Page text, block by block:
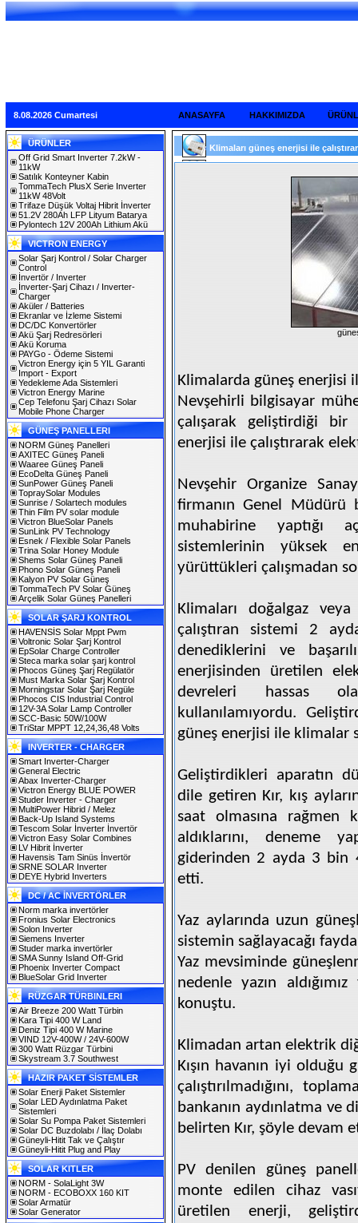
8.08.2026 Cumartesi ANASAYFA HAKKIMIZDA
ÜRÜNLER
Off Grid Smart Inverter 7.2kW -
11kW
Satılık Konteyner Kabin
TommaTech PlusX Serie Inverter
11kW 48Volt
Trifaze Düşük Voltaj Hibrit İnverter
51.2V 280Ah LFP Lityum Batarya
Pylontech 12V 200Ah Lithium Akü
VICTRON ENERGY
Solar Şarj Kontrol / Solar Charger
Control
İnvertör / Inverter
İnverter-Şarj Cihazı / Inverter-
Charger
Aküler / Batteries
Ekranlar ve İzleme Sistemi
DC/DC Konvertörler
Akü Şarj Redresörleri
Akü Koruma
PAYGo - Ödeme Sistemi
Victron Energy için 5 YIL Garanti
Import - Export
Yedekleme Ada Sistemleri
Victron Energy Marine
Cep Telefonu Şarj Cihazı Solar
Mobile Phone Charger
GÜNEŞ PANELLERI
NORM Güneş Panelleri
AXITEC Güneş Paneli
Waaree Güneş Paneli
EcoDelta Güneş Paneli
SunPower Güneş Paneli
TopraySolar Modules
Sunrise / Solartech modules
Thin Film PV solar module
Victron BlueSolar Panels
SunLink PV Technology
Esnek / Flexible Solar Panels
Trina Solar Honey Module
Shems Solar Güneş Paneli
Phono Solar Güneş Paneli
Kalyon PV Solar Güneş
TommaTech PV Solar Güneş
Arçelik Solar Güneş Panelleri
SOLAR ŞARJ KONTROL
HAVENSİS Solar Mppt Pwm
Voltronic Solar Şarj Kontrol
EpSolar Charge Controller
Steca marka solar şarj kontrol
Phocos Güneş Şarj Regülatör
Must Marka Solar Şarj Kontrol
Morningstar Solar Şarj Regüle
Phocos CIS Industrial Control
12V-3A Solar Lamp Controller
SCC-Basic 50W/100W
TriStar MPPT 12,24,36,48 Volts
INVERTER - CHARGER
Smart Inverter-Charger
General Electric
Abax Inverter-Charger
Victron Energy BLUE POWER
Studer Inverter - Charger
MultiPower Hibrid / Melez
Back-Up Island Systems
Tescom Solar İnverter İnvertör
Victron Easy Solar Combines
LV Hibrit İnverter
Havensis Tam Sinüs İnvertör
SRNE SOLAR Inverter
DEYE Hybrid Inverters
DC / AC İNVERTÖRLER
Norm marka invertörler
Fronius Solar Electronics
Solon Inverter
Siemens Inverter
Studer marka invertörler
SMA Sunny Island Off-Grid
Phoenix Inverter Compact
BlueSolar Grid Inverter
RÜZGAR TÜRBINLERI
Air Breeze 200 Watt Türbin
Kara Tipi 400 W Land
Deniz Tipi 400 W Marine
VIND 12V-400W / 24V-600W
300 Watt Rüzgar Türbini
Skystream 3.7 Southwest
HAZIR PAKET SİSTEMLER
Solar Enerji Paket Sistemler
Solar LED Aydınlatma Paket
Sistemleri
Solar Su Pompa Paket Sistemleri
Solar DC Buzdolabı / İlaç Dolabı
Güneyli-Hitit Tak ve Çalıştır
Güneyli-Hitit Plug and Play
SOLAR KITLER
NORM - SolaLight 3W
NORM - ECOBOXX 160 KIT
Solar Armatür
Solar Generator
Klimaları güneş enerjisi ile
Klimalarda güneş enerjisi
Nevşehirli bilgisayar
çalışarak geliştirdiği bir
enerjisi ile çalıştırarak
Nevşehir Organize
firmanın Genel Müdürü
muhabirine yaptığı
sistemlerinin yüksek
yürüttükleri çalışmadan
Klimaları doğalgaz
çalıştıran sistemi 2
denediklerini ve
enerjisinden üretilen
devreleri hassas
kullanılamıyordu.
güneş enerjisi ile klimalar
Geliştirdikleri aparatın
dile getiren Kır, kış
saat olmasına rağmen
aldıklarını, deneme
giderinden 2 ayda 3 bin
etti.
Yaz aylarında uzun
sistemin sağlayacağı
Yaz mevsiminde
nedenle yazın
konuştu.
Klimadan artan elektrik
Kışın havanın iyi olduğu
çalıştırılmadığını,
bankanın aydınlatma ve
belirten Kır, şöyle devam
PV denilen güneş
monte edilen cihaz
üretilen enerji,